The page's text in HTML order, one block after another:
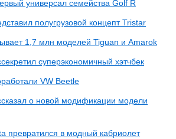
универсал семейства Golf R
полугрузовой концепт Tristar
1,7 млн моделей Tiguan и Amarok
суперэкономичный хэтчбек
VW Beetle
о новой модификации модели
превратился в модный кабриолет